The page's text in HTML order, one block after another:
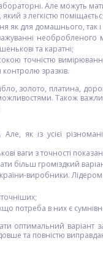
Але можуть
з легкістю
як для домашнього, так
необробленого
та каратні;
точністю
зразків.
золото, платина,
Також
як із усієї
ваги з точності
більш громіздкий
виробники. Лідером
потреба в них є
оптимальний варіант
та повністю